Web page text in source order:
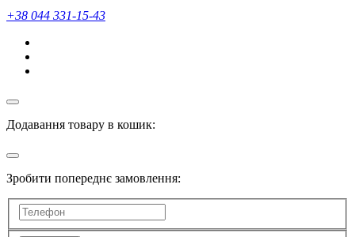
+38 044 331-15-43
Додавання товару в кошик:
Зробити попереднє замовлення: